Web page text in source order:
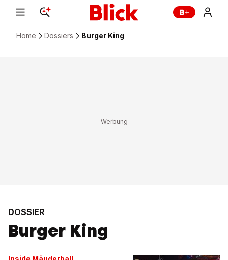
Home Dossiers Burger King
DOSSIER
Burger King